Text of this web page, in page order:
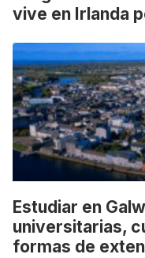
vive en Irlanda
Estudiar en
universitarias,
formas de